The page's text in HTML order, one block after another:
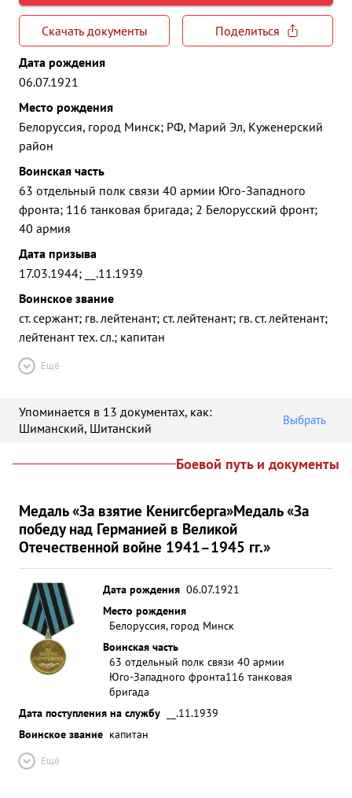
Скачать документы
Поделиться
Дата рождения
06.07.1921
Место рождения
Белоруссия, город Минск; РФ, Марий Эл, Куженерский
район
Воинская часть
63 отдельный полк связи 40 армии Юго-Западного
фронта; 116 танковая бригада; 2 Белорусский фронт;
40 армия
Дата призыва
17.03.1944; __.11.1939
Воинское звание
ст. сержант; гв. лейтенант; ст. лейтенант; гв. ст. лейтенант;
лейтенант тех. сл.; капитан
Ещё
Упоминается в 13 документах, как:
Шиманский, Шитанский
Выбрать
Боевой путь и документы
Медаль «За взятие Кенигсберга»Медаль «За
победу над Германией в Великой
Отечественной войне 1941–1945 гг.»
Дата рождения 06.07.1921
Место рождения
Белоруссия, город Минск
Воинская часть
63 отдельный полк связи 40 армии
Юго-Западного фронта116 танковая
бригада
Дата поступления на службу
__.11.1939
Воинское звание капитан
Ещё